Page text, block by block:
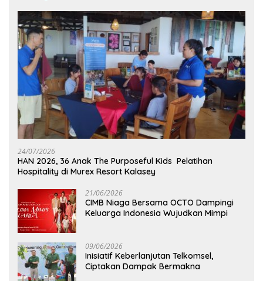
24/07/2026
HAN 2026, 36 Anak The Purposeful Kids Pelatihan
Hospitality di Murex Resort Kalasey
21/06/2026
CIMB Niaga Bersama OCTO Dampingi
Keluarga Indonesia Wujudkan Mimpi
09/06/2026
Inisiatif Keberlanjutan Telkomsel,
Ciptakan Dampak Bermakna